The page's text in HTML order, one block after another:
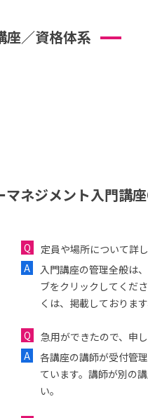
座／資格体系
マネジメント入門講
定員や場所について詳
入門講座の管理全般は
ブをクリックしてくだ
くは、掲載しておりま
急用ができたので、申
各講座の講師が受付管
ています。講師が別の
い。